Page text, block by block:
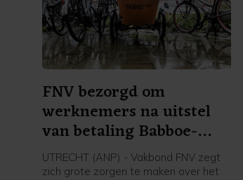
FNV bezorgd om
werknemers na uitstel
van betaling Babboe-
moeder
UTRECHT (ANP) - Vakbond FNV zegt
zich grote zorgen te maken over het